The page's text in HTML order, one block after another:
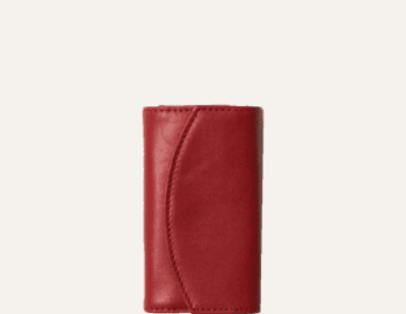
ケア・修理
店舗一覧
ログイン / 会員登録